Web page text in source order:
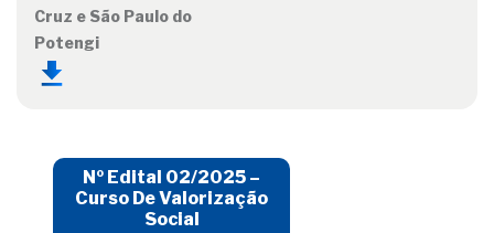
Cruz e São Paulo do
Potengi
Nº Edital 02/2025 –
Curso De Valorização
Social